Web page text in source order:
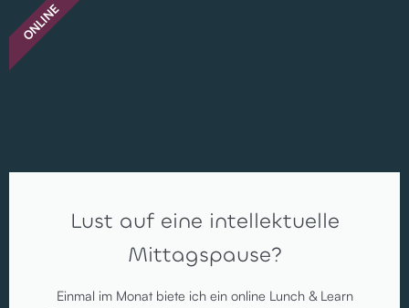
Lust auf eine intellektuelle
Mittagspause?
Einmal im Monat biete ich ein online Lunch & Learn
ONLINE